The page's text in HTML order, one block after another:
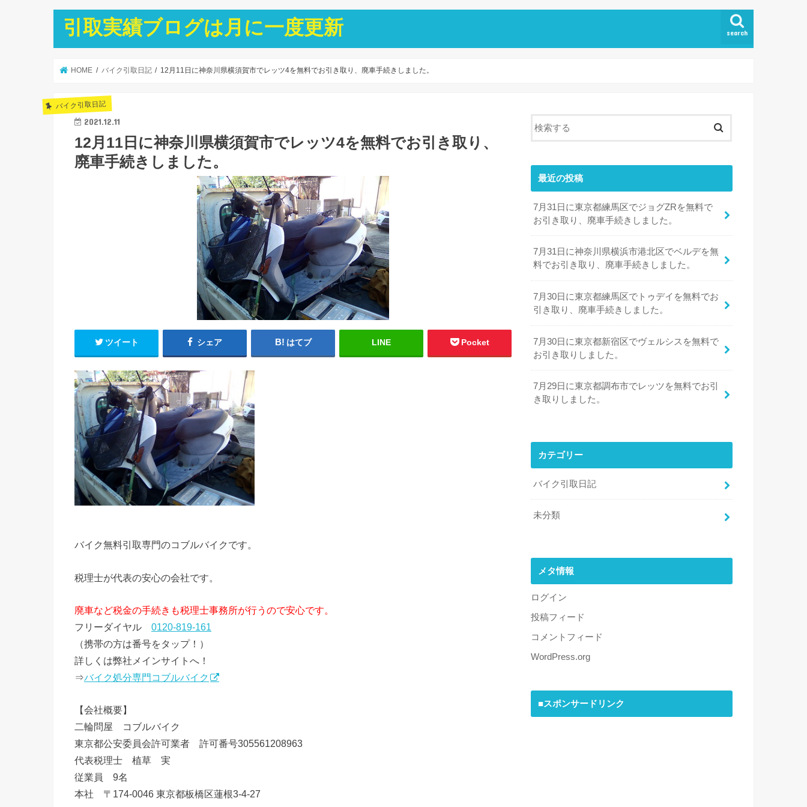
引取実績ブログは月に一度更新 search
HOME バイク引取日記 12月11日に神奈川県横須賀市でレッツ4を無料でお引き取り、廃車手続きしました。
バイク引取日記
2021.12.11
12月11日に神奈川県横須賀市でレッツ4を無料でお引き取り、
廃車手続きしました。
ツイート シェア はてブ LINE Pocket
バイク無料引取専門のコブルバイクです。
税理士が代表の安心の会社です。
廃車など税金の手続きも税理士事務所が行うので安心です。
フリーダイヤル 0120-819-161
（携帯の方は番号をタップ！）
詳しくは弊社メインサイトへ！
⇒バイク処分専門コブルバイク
【会社概要】
二輪問屋 コブルバイク
東京都公安委員会許可業者 許可番号305561208963
代表税理士 植草 実
従業員 9名
本社 〒174-0046 東京都板橋区蓮根3-4-27
最近の投稿
7月31日に東京都練馬区でジョグZRを無料で
お引き取り、廃車手続きしました。
7月31日に神奈川県横浜市港北区でベルデを無
料でお引き取り、廃車手続きしました。
7月30日に東京都練馬区でトゥデイを無料でお
引き取り、廃車手続きしました。
7月30日に東京都新宿区でヴェルシスを無料で
お引き取りしました。
7月29日に東京都調布市でレッツを無料でお引
き取りしました。
カテゴリー
バイク引取日記
未分類
メタ情報
ログイン
投稿フィード
コメントフィード
WordPress.org
■スポンサードリンク